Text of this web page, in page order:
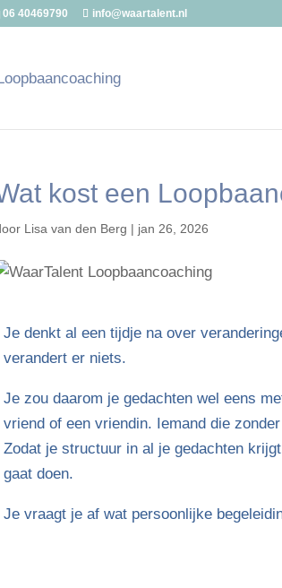
06 40469790 info@waartalent.nl
kost een
Lisa van den Berg | jan 26, 2026
Je denkt al een tijdje na over
verandert er niets.
Je zou daarom je gedachten wel eens
vriend of een vriendin. Iemand die
Zodat je structuur in al je gedachten
gaat doen.
Je vraagt je af wat persoonlijke